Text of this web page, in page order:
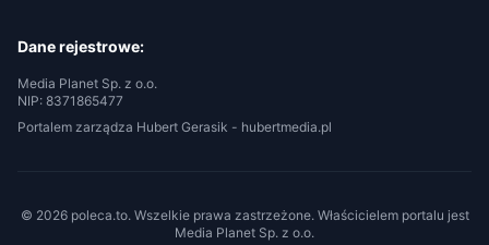
Dane rejestrowe:
Media Planet Sp. z o.o.
NIP: 8371865477
Portalem zarządza Hubert Gerasik - hubertmedia.pl
© 2026 poleca.to. Wszelkie prawa zastrzeżone. Właścicielem portalu jest
Media Planet Sp. z o.o.